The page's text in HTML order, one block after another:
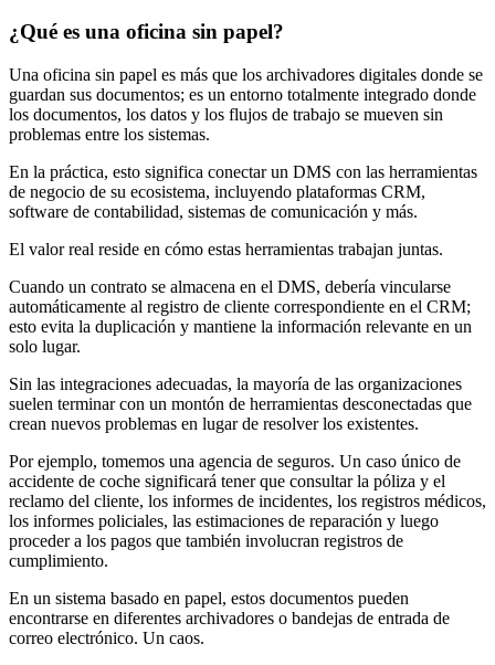
¿Qué es una oficina sin papel?
Una oficina sin papel es más que los archivadores digitales donde se
guardan sus documentos; es un entorno totalmente integrado donde
los documentos, los datos y los flujos de trabajo se mueven sin
problemas entre los sistemas.
En la práctica, esto significa conectar un DMS con las herramientas
de negocio de su ecosistema, incluyendo plataformas CRM,
software de contabilidad, sistemas de comunicación y más.
El valor real reside en cómo estas herramientas trabajan juntas.
Cuando un contrato se almacena en el DMS, debería vincularse
automáticamente al registro de cliente correspondiente en el CRM;
esto evita la duplicación y mantiene la información relevante en un
solo lugar.
Sin las integraciones adecuadas, la mayoría de las organizaciones
suelen terminar con un montón de herramientas desconectadas que
crean nuevos problemas en lugar de resolver los existentes.
Por ejemplo, tomemos una agencia de seguros. Un caso único de
accidente de coche significará tener que consultar la póliza y el
reclamo del cliente, los informes de incidentes, los registros médicos,
los informes policiales, las estimaciones de reparación y luego
proceder a los pagos que también involucran registros de
cumplimiento.
En un sistema basado en papel, estos documentos pueden
encontrarse en diferentes archivadores o bandejas de entrada de
correo electrónico. Un caos.